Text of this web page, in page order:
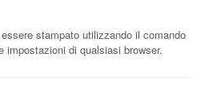
stampato utilizzando il comando
impostazioni di qualsiasi browser.